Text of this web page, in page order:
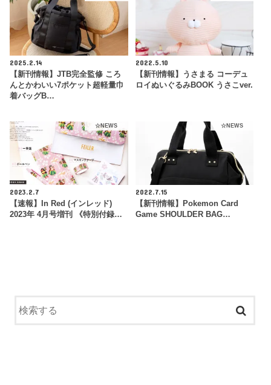
2025.2.14
【新刊情報】JTB完全監修 ころ
んとかわいい7ポケット超軽量巾
着バッグB…
2022.5.10
【新刊情報】うさまる コーデュ
ロイぬいぐるみBOOK うさこver.
☆NEWS
2023.2.7
【速報】In Red (インレッド)
2023年 4月号増刊 《特別付録…
☆NEWS
2022.7.15
【新刊情報】Pokemon Card
Game SHOULDER BAG…